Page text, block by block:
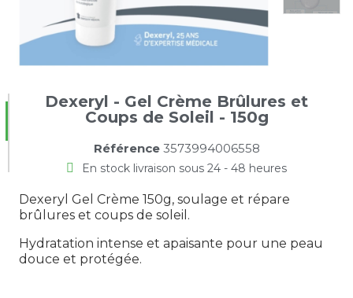
Dexeryl - Gel Crème Brûlures et
Coups de Soleil - 150g
Référence 3573994006558
En stock livraison sous 24 - 48 heures
Dexeryl Gel Crème 150g, soulage et répare
brûlures et coups de soleil.
Hydratation intense et apaisante pour une peau
douce et protégée.